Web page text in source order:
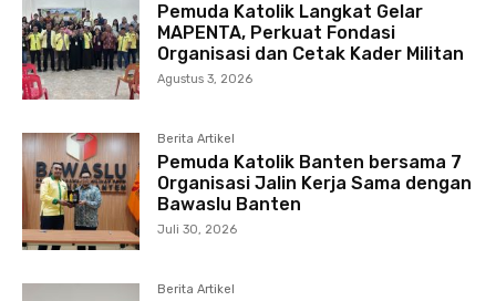
Pemuda Katolik Langkat Gelar
MAPENTA, Perkuat Fondasi
Organisasi dan Cetak Kader Militan
Agustus 3, 2026
Berita Artikel
Pemuda Katolik Banten bersama 7
Organisasi Jalin Kerja Sama dengan
Bawaslu Banten
Juli 30, 2026
Berita Artikel